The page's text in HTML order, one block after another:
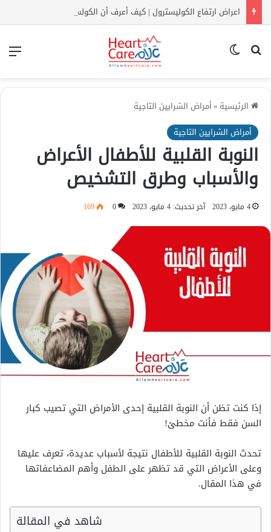
بحث عن
الرئيسية »أمراض الشرايين التاجية
أمراض الشرايين التاجية
النوبة القلبية للأطفال الأعراض
والأسباب وطرق التشخيص
4 مايو، 2023 آخر تحديث: 4 مايو، 2023 0
169
إذا كنت تظن أن النوبة القلبية إحدى الأمراض التي تصيب كبار
السن فقط فأنت مخطئ!
تحدث النوبة القلبية للأطفال نتيجة لأسباب عديدة، تعرف عليها
وعلى الأعراض التي قد تظهر على الطفل وأهم المضاعفاتها
في هذا المقال.
شاهد في المقالة